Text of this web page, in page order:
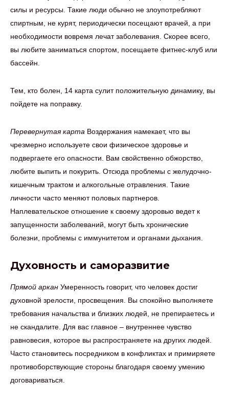
силы и ресурсы. Такие люди обычно не злоупотребляют
спиртным, не курят, периодически посещают врачей, а при
необходимости вовремя лечат заболевания. Скорее всего,
вы любите заниматься спортом, посещаете фитнес-клуб или
бассейн.
Тем, кто болен, 14 карта сулит положительную динамику, вы
пойдете на поправку.
Перевернутая карта Воздержания намекает, что вы
чрезмерно используете свои физическое здоровье и
подвергаете его опасности. Вам свойственно обжорство,
любите выпить и покурить. Отсюда проблемы с желудочно-
кишечным трактом и алкогольные отравления. Такие
личности часто меняют половых партнеров.
Наплевательское отношение к своему здоровью ведет к
запущенности заболеваний, могут быть хронические
болезни, проблемы с иммунитетом и органами дыхания.
Духовность и саморазвитие
Прямой аркан Умеренность говорит, что человек достиг
духовной зрелости, просвещения. Вы спокойно выполняете
требования начальства и близких людей, не препираетесь и
не скандалите. Для вас главное – внутреннее чувство
равновесия, которое вы распространяете на других людей.
Часто становитесь посредником в конфликтах и примиряете
противоборствующие стороны благодаря своему умению
договариваться.